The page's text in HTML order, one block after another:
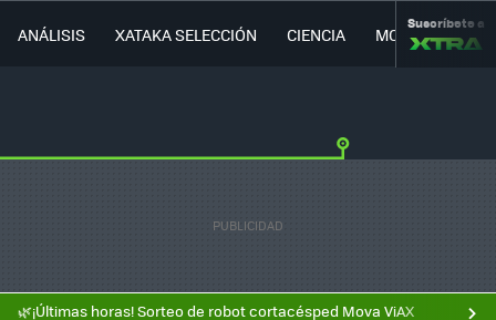
ANÁLISIS XATAKA SELECCIÓN CIENCIA MOVILIDAD
Suscríbete a
🌿¡Últimas horas! Sorteo de robot cortacésped Mova ViAX